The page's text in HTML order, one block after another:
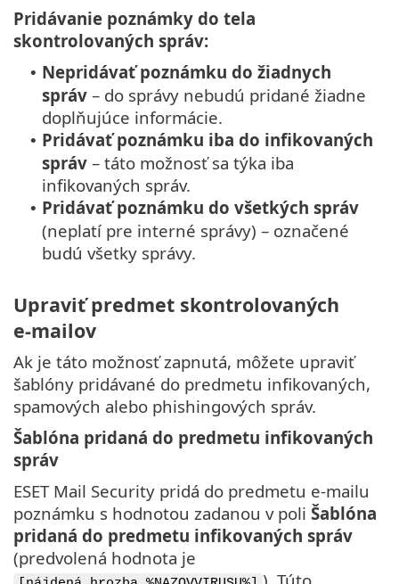
Pridávanie poznámky do tela
skontrolovaných správ:
• Nepridávať poznámku do žiadnych
správ – do správy nebudú pridané žiadne
doplňujúce informácie.
• Pridávať poznámku iba do infikovaných
správ – táto možnosť sa týka iba
infikovaných správ.
• Pridávať poznámku do všetkých správ
(neplatí pre interné správy) – označené
budú všetky správy.
Upraviť predmet skontrolovaných
e‑mailov
Ak je táto možnosť zapnutá, môžete upraviť
šablóny pridávané do predmetu infikovaných,
spamových alebo phishingových správ.
Šablóna pridaná do predmetu infikovaných
správ
ESET Mail Security pridá do predmetu e‑mailu
poznámku s hodnotou zadanou v poli Šablóna
pridaná do predmetu infikovaných správ
(predvolená hodnota je